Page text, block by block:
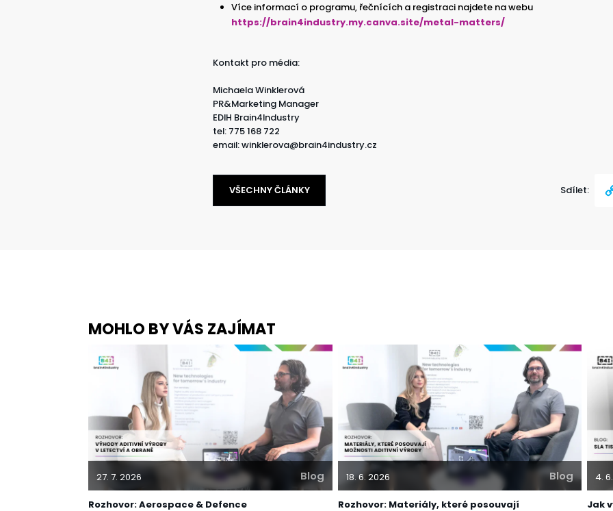
Více informací o programu, řečnících a registraci najdete na webu
https://brain4industry.my.canva.site/metal-matters/
Kontakt pro média:
Michaela Winklerová
PR&Marketing Manager
EDIH Brain4Industry
tel: 775 168 722
email: winklerova@brain4industry.cz
VŠECHNY ČLÁNKY
Sdílet:
MOHLO BY VÁS ZAJÍMAT
27. 7. 2026 Blog
Rozhovor: Aerospace & Defence
18. 6. 2026 Blog
Rozhovor: Materiály, které posouvají
4.
Jak